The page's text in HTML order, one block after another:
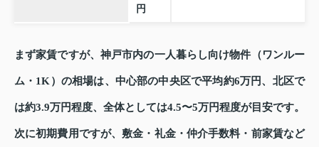
円
まず家賃ですが、神戸市内の一人暮らし向け物件（ワンルー
ム・1K）の相場は、中心部の中央区で平均約6万円、北区で
は約3.9万円程度、全体としては4.5〜5万円程度が目安です。
次に初期費用ですが、敷金・礼金・仲介手数料・前家賃など